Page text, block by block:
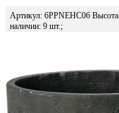
Артикул: 6PPNEHC06
наличии: 9 шт.;